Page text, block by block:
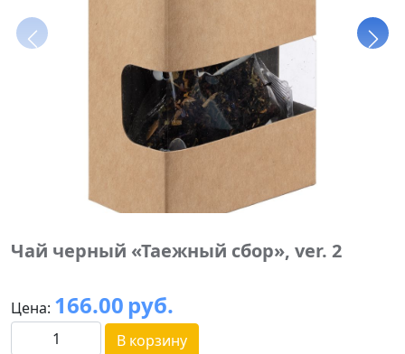
Чай черный «Таежный сбор», ver. 2
Цена: 166.00 руб.
В корзину